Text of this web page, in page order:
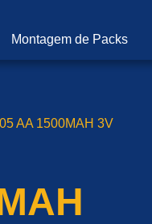
Montagem de Packs
AA 1500MAH 3V